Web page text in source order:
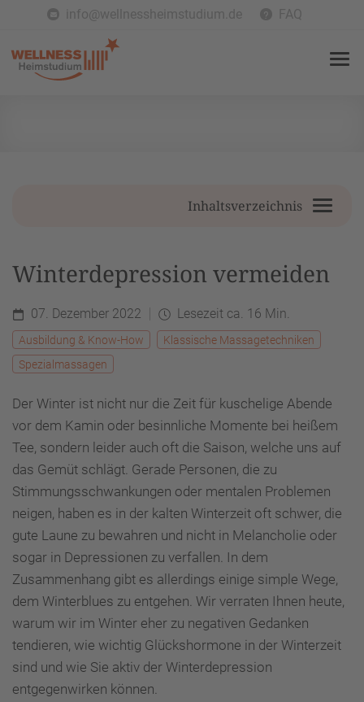
info@wellnessheimstudium.de FAQ
Inhaltsverzeichnis
Winterdepression vermeiden
07. Dezember 2022 Lesezeit ca. 16 Min.
Ausbildung & Know-How
Klassische Massagetechniken
Spezialmassagen
Der Winter ist nicht nur die Zeit für kuschelige Abende
vor dem Kamin oder besinnliche Momente bei heißem
Tee, sondern leider auch oft die Saison, welche uns auf
das Gemüt schlägt. Gerade Personen, die zu
Stimmungsschwankungen oder mentalen Problemen
neigen, haben es in der kalten Winterzeit oft schwer, die
gute Laune zu bewahren und nicht in Melancholie oder
sogar in Depressionen zu verfallen. In dem
Zusammenhang gibt es allerdings einige simple Wege,
dem Winterblues zu entgehen. Wir verraten Ihnen heute,
warum wir im Winter eher zu negativen Gedanken
tendieren, wie wichtig Glückshormone in der Winterzeit
sind und wie Sie aktiv der Winterdepression
entgegenwirken können.